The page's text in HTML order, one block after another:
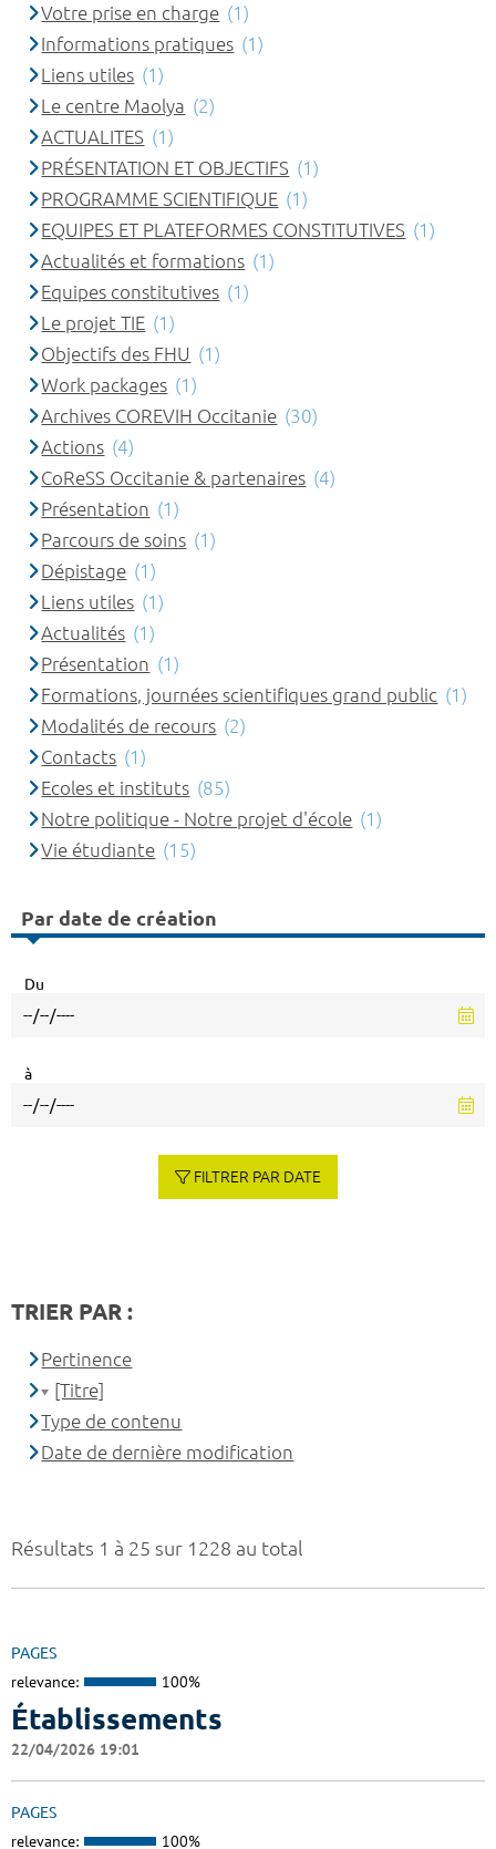
Résultats 1 à 25 sur 1228 au total
PAGES
relevance: 100%
Établissements
22/04/2026 19:01
PAGES
relevance: 100%
Votre prise en charge (1)
Informations pratiques (1)
Liens utiles (1)
Le centre Maolya (2)
ACTUALITES (1)
PRÉSENTATION ET OBJECTIFS (1)
PROGRAMME SCIENTIFIQUE (1)
EQUIPES ET PLATEFORMES CONSTITUTIVES (1)
Actualités et formations (1)
Equipes constitutives (1)
Le projet TIE (1)
Objectifs des FHU (1)
Work packages (1)
Archives COREVIH Occitanie (30)
Actions (4)
CoReSS Occitanie & partenaires (4)
Présentation (1)
Parcours de soins (1)
Dépistage (1)
Liens utiles (1)
Actualités (1)
Présentation (1)
Formations, journées scientifiques grand public (1)
Modalités de recours (2)
Contacts (1)
Ecoles et instituts (85)
Notre politique - Notre projet d'école (1)
Vie étudiante (15)
Par date de création
Du
à
FILTRER PAR DATE
TRIER PAR :
Pertinence
[Titre]
Type de contenu
Date de dernière modification